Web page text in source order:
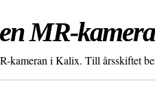
MR-
kameran i Kalix. Till årsskiftet